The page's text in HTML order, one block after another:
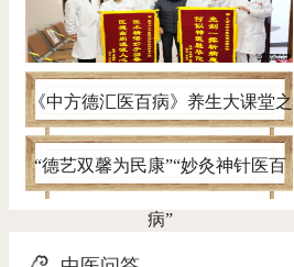
《中方德汇医百病》养生大课堂之
带您认清腰椎间盘突出真面目
“德艺双馨为民康”“妙灸神针医百
病”